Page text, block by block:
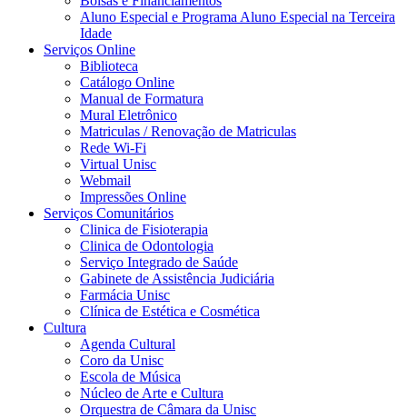
Aluno Especial e Programa Aluno Especial na Terceira
Idade
Serviços Online
Biblioteca
Catálogo Online
Manual de Formatura
Mural Eletrônico
Matriculas / Renovação de Matriculas
Rede Wi-Fi
Virtual Unisc
Webmail
Impressões Online
Serviços Comunitários
Clinica de Fisioterapia
Clinica de Odontologia
Serviço Integrado de Saúde
Gabinete de Assistência Judiciária
Farmácia Unisc
Clínica de Estética e Cosmética
Cultura
Agenda Cultural
Coro da Unisc
Escola de Música
Núcleo de Arte e Cultura
Orquestra de Câmara da Unisc